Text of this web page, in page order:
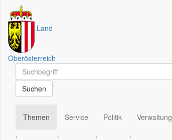
Land
Oberösterreich
Schnellsuche
Schnellsuche
Suchen
Themen
.
Service
.
Politik
.
Verwaltung
.